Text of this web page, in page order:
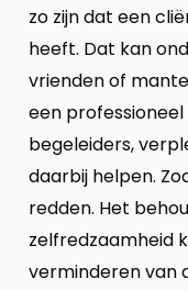
zo zijn dat een
heeft. Dat kan
vrienden of
een
begeleiders,
daarbij helpen.
redden. Het
zelfredzaamheid
verminderen van